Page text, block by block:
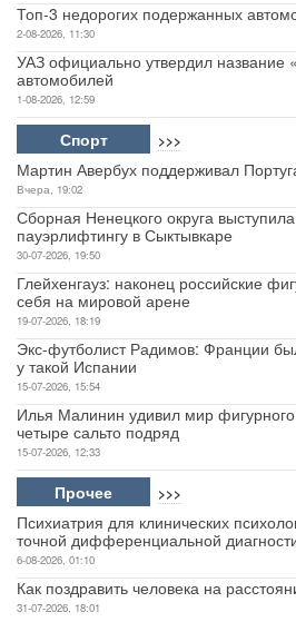
Топ-3 недорогих подержанных
2-08-2026, 11:30
УАЗ официально утвердил название
автомобилей
1-08-2026, 12:59
Спорт >>>
Мартин Авербух поддерживал
Вчера, 19:02
Сборная Ненецкого округа
пауэрлифтингу в Сыктывкаре
30-07-2026, 19:50
Глейхенгауз: наконец российские
себя на мировой арене
19-07-2026, 18:19
Экс-футболист Радимов: Франции
у такой Испании
15-07-2026, 15:54
Илья Малинин удивил мир
четыре сальто подряд
15-07-2026, 12:33
Прочее >>>
Психиатрия для клинических
точной дифференциальной
6-08-2026, 01:10
Как поздравить человека на
31-07-2026, 18:01